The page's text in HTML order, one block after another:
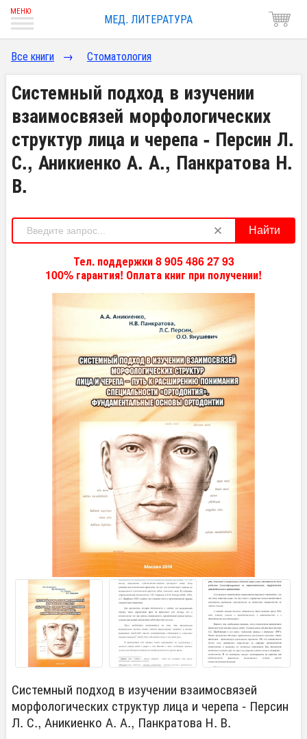
МЕД. ЛИТЕРАТУРА
Все книги → Стоматология
Системный подход в изучении
взаимосвязей морфологических
структур лица и черепа - Персин Л.
С., Аникиенко А. А., Панкратова Н.
В.
Найти
Тел. поддержки 8 905 486 27 93
100% гарантия! Оплата книг при получении!
Системный подход в изучении взаимосвязей
морфологических структур лица и черепа - Персин
Л. С., Аникиенко А. А., Панкратова Н. В.